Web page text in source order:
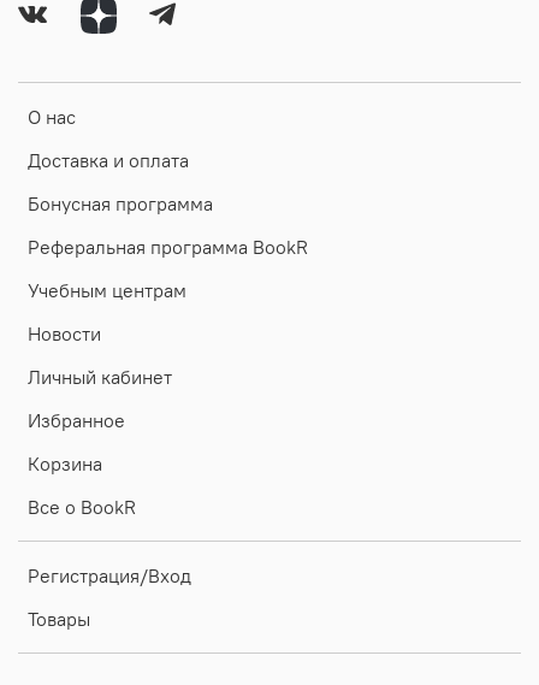
О нас
Доставка и оплата
Бонусная программа
Реферальная программа BookR
Учебным центрам
Новости
Личный кабинет
Избранное
Корзина
Все о BookR
Регистрация/Вход
Товары